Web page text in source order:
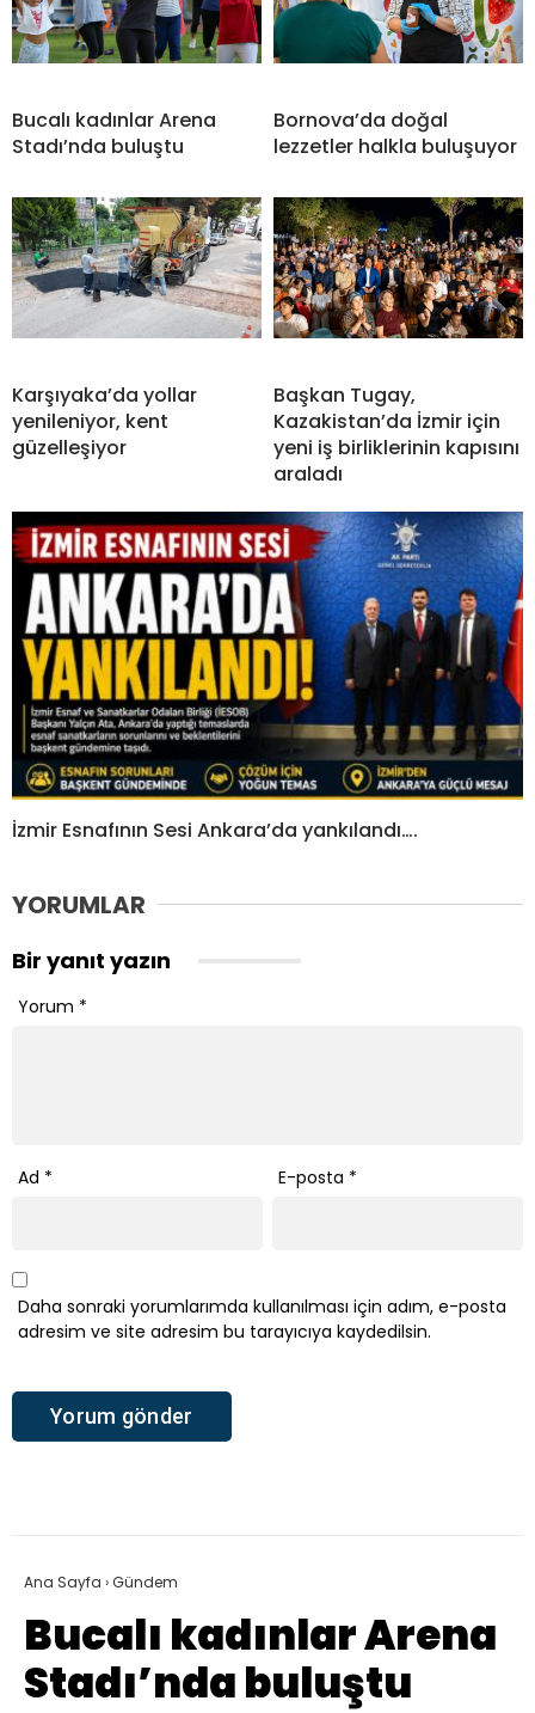
Bucalı kadınlar Arena
Stadı’nda buluştu
Bornova’da doğal
lezzetler halkla buluşuyor
Karşıyaka’da yollar
yenileniyor, kent
güzelleşiyor
Başkan Tugay,
Kazakistan’da İzmir için
yeni iş birliklerinin kapısını
araladı
İzmir Esnafının Sesi Ankara’da yankılandı….
YORUMLAR
Bir yanıt yazın
Yorum *
Ad * E-posta *
Daha sonraki yorumlarımda kullanılması için adım, e-posta
adresim ve site adresim bu tarayıcıya kaydedilsin.
Ana Sayfa ›Gündem
Bucalı kadınlar Arena
Stadı’nda buluştu